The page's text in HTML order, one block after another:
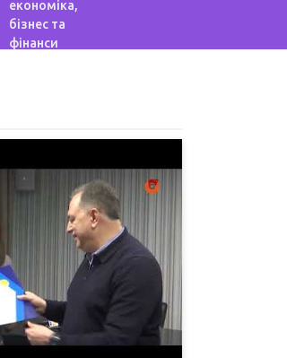
економіка,
бізнес та
фінанси